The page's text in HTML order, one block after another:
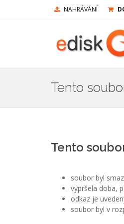
NAHRÁVÁNÍ
Tento
Tento
soubor byl
vypršela doba,
odkaz je
soubor byl v